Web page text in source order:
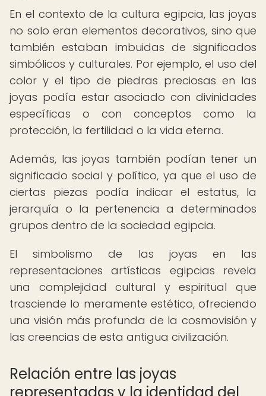
En el contexto de la cultura egipcia, las joyas
no solo eran elementos decorativos, sino que
también estaban imbuidas de significados
simbólicos y culturales. Por ejemplo, el uso del
color y el tipo de piedras preciosas en las
joyas podía estar asociado con divinidades
específicas o con conceptos como la
protección, la fertilidad o la vida eterna.
Además, las joyas también podían tener un
significado social y político, ya que el uso de
ciertas piezas podía indicar el estatus, la
jerarquía o la pertenencia a determinados
grupos dentro de la sociedad egipcia.
El simbolismo de las joyas en las
representaciones artísticas egipcias revela
una complejidad cultural y espiritual que
trasciende lo meramente estético, ofreciendo
una visión más profunda de la cosmovisión y
las creencias de esta antigua civilización.
Relación entre las joyas